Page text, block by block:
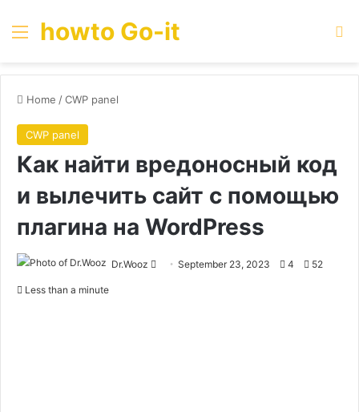
Menu
howto Go-it
Home /CWP panel
CWP panel
Как найти вредоносный код
и вылечить сайт с помощью
плагина на WordPress
Dr.Wooz
SendSeptember 23, 2023 4 52
Less than a minute